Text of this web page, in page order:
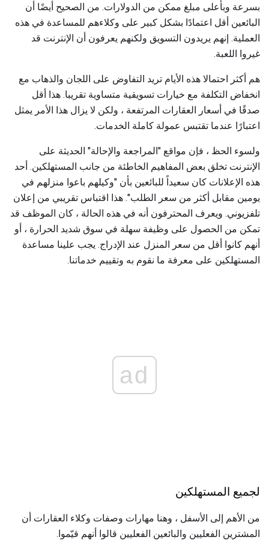
بسرعة وبأعلى مبلغ ممكن من الدولارات. من الصحيح أيضًا أن
البائعين أقل اعتمادًا بشكل كبير على وكلاءهم للمساعدة في هذه
العملية. إنهم يريدون التسويق ولكنهم يعرفون أن الإنترنت قد
غيروا اللعبة.
هم أكثر احتمالا هذه الأيام تريد التفاوض على اللجان والذهاب مع
انخفاض التكلفة مع خيارات تسويقية متساوية تقريبا. هذا أقل
صدقًا في أسعار العقارات المرتفعة ، ولكن لا يزال هذا الأمر يمثل
اعتبارًا عندما تقتبس عمولة كاملة الخدمات.
ولسوء الحظ ، فإن مواقع "المراجعة والإحالة" الحديثة على
الإنترنت تخلق بعض المفاهيم الخاطئة من جانب المستهلكين. أحد
هذه الإعلانات كان سعيداً للبائعين بأن "وكيلهم باعوا منزلهم في
يومين مقابل أكثر من سعر الطلب". هذا اقتباس تقريبي من إعلان
تلفزيوني. ويعرف المحترفون أنه في هذه الحالة ، كان الموظف قد
تمكن من الحصول على وظيفة سهلة في سوق شديد الحرارة ، أو
أنهم كانوا أقل من سعر المنزل عند الإدراج. يجب علينا مساعدة
المستهلكين على معرفة ما نقوم به وتقييم خدماتنا.
ad
لجميع المستهلكين
من الأهم إلى الأسفل ، وهنا مهارات وصفات وكلاء العقارات أن
المشترين الفعليين والبائعين الفعليين قالوا أنهم قيّموا.